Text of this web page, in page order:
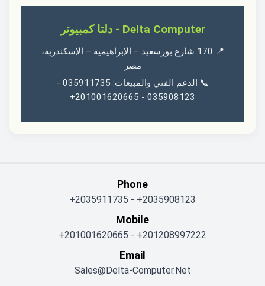
Delta Computer - دلتا كمبيوتر
📍 170 شارع بورسعيد – الإبراهيمية – الإسكندرية،
مصر
📞 الدعم الفني والمبيعات: 035911735 -
035908123 - 201001620665+
Phone
+2035911735 - +2035908123
Mobile
+201001620665 - +201208997222
Email
Sales@delta-Computer.net